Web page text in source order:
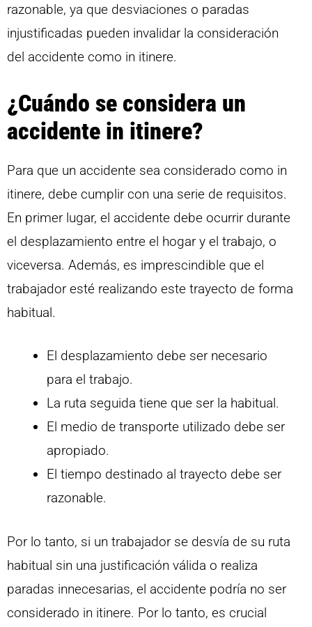
razonable, ya que desviaciones o paradas
injustificadas pueden invalidar la consideración
del accidente como in itinere.
¿Cuándo se considera un
accidente in itinere?
Para que un accidente sea considerado como in
itinere, debe cumplir con una serie de requisitos.
En primer lugar, el accidente debe ocurrir durante
el desplazamiento entre el hogar y el trabajo, o
viceversa. Además, es imprescindible que el
trabajador esté realizando este trayecto de forma
habitual.
El desplazamiento debe ser necesario
para el trabajo.
La ruta seguida tiene que ser la habitual.
El medio de transporte utilizado debe ser
apropiado.
El tiempo destinado al trayecto debe ser
razonable.
Por lo tanto, si un trabajador se desvía de su ruta
habitual sin una justificación válida o realiza
paradas innecesarias, el accidente podría no ser
considerado in itinere. Por lo tanto, es crucial